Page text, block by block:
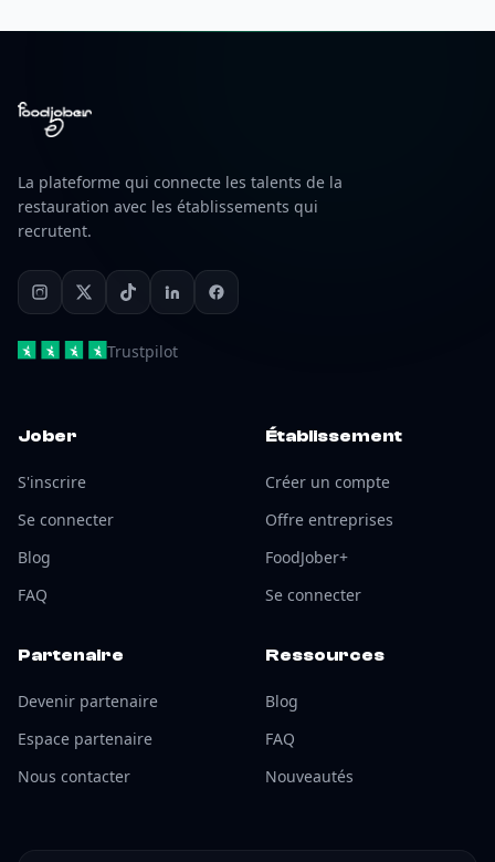
La plateforme qui connecte les talents de la
restauration avec les établissements qui
recrutent.
Trustpilot
Jober
S'inscrire
Se connecter
Blog
FAQ
Établissement
Créer un compte
Offre entreprises
FoodJober+
Se connecter
Partenaire
Devenir partenaire
Espace partenaire
Nous contacter
Ressources
Blog
FAQ
Nouveautés